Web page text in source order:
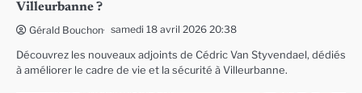
Villeurbanne ?
Gérald Bouchon samedi 18 avril 2026 20:38
Découvrez les nouveaux adjoints de Cédric Van Styvendael, dédiés
à améliorer le cadre de vie et la sécurité à Villeurbanne.